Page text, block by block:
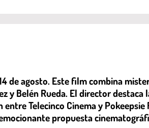
de agosto. Este film combina
y Belén Rueda. El director destaca
Telecinco Cinema y Pokeepsie
propuesta